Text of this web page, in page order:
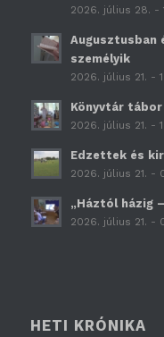
2026. július 28. -
Augusztusban
személyik
2026. július 21. -
Könyvtár tábor
2026. július 21. -
Edzettek és
2026. július 21. -
„Háztól házig
2026. július 21. -
HETI KRÓNIKA